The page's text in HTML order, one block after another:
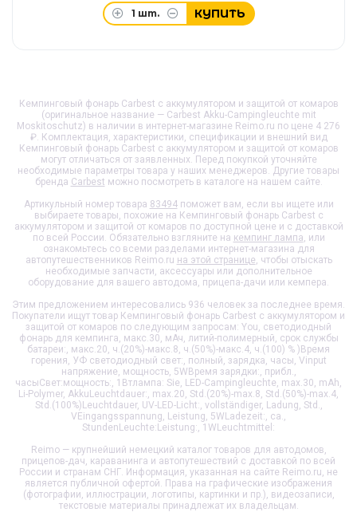
1 шт. КУПИТЬ
Кемпинговый фонарь Carbest с аккумулятором и защитой от комаров
(оригинальное название — Carbest Akku-Campingleuchte mit
Moskitoschutz) в наличии в интернет-магазине Reimo.ru по цене 4 276
₽. Комплектация, характеристики, спецификации и внешний вид
Кемпинговый фонарь Carbest с аккумулятором и защитой от комаров
могут отличаться от заявленных. Перед покупкой уточняйте
необходимые параметры товара у наших менеджеров. Другие товары
бренда Carbest можно посмотреть в каталоге на нашем сайте.
Артикульный номер товара 83494поможет вам, если вы ищете или
выбираете товары, похожие на Кемпинговый фонарь Carbest с
аккумулятором и защитой от комаров по доступной цене и с доставкой
по всей России. Обязательно взгляните на кемпинг лампа , или
ознакомьтесь со всеми разделами интернет-магазина для
автопутешественников Reimo.ru на этой странице , чтобы отыскать
необходимые запчасти, аксессуары или дополнительное
оборудование для вашего автодома, прицепа-дачи или кемпера.
Этим предложением интересовались 936 человек за последнее время.
Покупатели ищут товар Кемпинговый фонарь Carbest с аккумулятором и
защитой от комаров по следующим запросам: You, светодиодный
фонарь для кемпинга, макс.30, мАч, литий-полимерный, срок службы
батареи:, макс.20, ч.(20%)-макс.8, ч.(50%)-макс.4, ч.(100) % )Время
горения, УФ светодиодный свет:, полный, зарядка, часы, Vinput
напряжение, мощность, 5WВремя зарядки:, прибл.,
часыСвет:мощность:, 1Втлампа: Sie, LED-Campingleuchte, max.30, mAh,
Li-Polymer, AkkuLeuchtdauer:, max.20, Std.(20%)-max.8, Std.(50%)-max.4,
Std.(100%)Leuchtdauer, UV-LED-Licht:, vollständiger, Ladung, Std.,
VEingangsspannung, Leistung, 5WLadezeit:, ca.,
StundenLeuchte:Leistung:, 1WLeuchtmittel:
Reimo — крупнейший немецкий каталог товаров для автодомов,
прицепов-дач, караванинга и автопутешествий с доставкой по всей
России и странам СНГ. Информация, указанная на сайте Reimo.ru, не
является публичной офертой. Права на графические изображения
(фотографии, иллюстрации, логотипы, картинки и пр.), видеозаписи,
текстовые материалы принадлежат их владельцам.